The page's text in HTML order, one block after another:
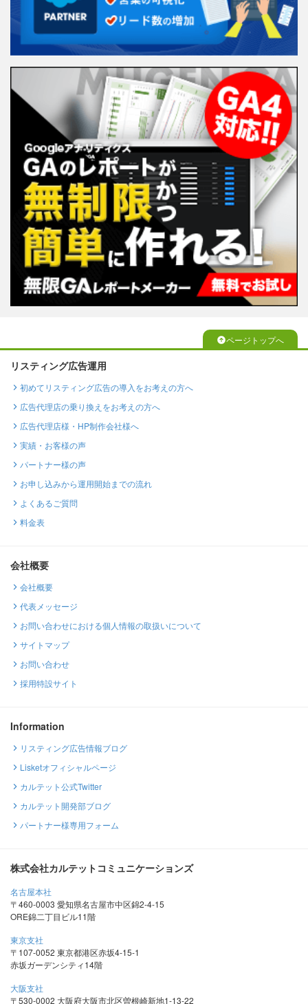
ページトップへ
リスティング広告運用
初めてリスティング広告の導入をお考えの方へ
広告代理店の乗り換えをお考えの方へ
広告代理店様・HP制作会社様へ
実績・お客様の声
パートナー様の声
お申し込みから運用開始までの流れ
よくあるご質問
料金表
会社概要
会社概要
代表メッセージ
お問い合わせにおける個人情報の取扱いについて
サイトマップ
お問い合わせ
採用特設サイト
Information
リスティング広告情報ブログ
Lisketオフィシャルページ
カルテット公式Twitter
カルテット開発部ブログ
パートナー様専用フォーム
株式会社カルテットコミュニケーションズ
名古屋本社
〒460-0003 愛知県名古屋市中区錦2-4-15
ORE錦二丁目ビル11階
東京支社
〒107-0052 東京都港区赤坂4-15-1
赤坂ガーデンシティ14階
大阪支社
〒530-0002 大阪府大阪市北区曽根崎新地1-13-22